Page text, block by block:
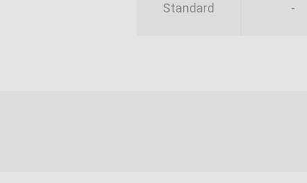
Standard -